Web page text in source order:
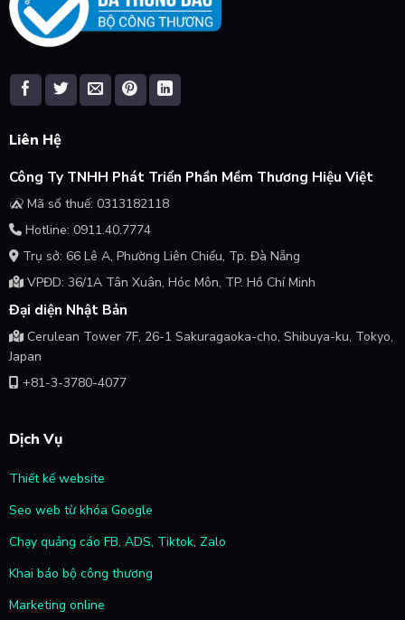
Dịch Vụ
Thiết kế website
Seo web từ khóa Google
Chạy quảng cáo FB, ADS, Tiktok, Zalo
Khai báo bộ công thương
Marketing online
Liên Hệ
Công Ty TNHH Phát Triển Phần Mềm Thương Hiệu Việt
Mã số thuế: 0313182118
Hotline: 0911.40.7774
Trụ sở: 66 Lê A, Phường Liên Chiểu, Tp. Đà Nẵng
VPĐD: 36/1A Tân Xuân, Hóc Môn, TP. Hồ Chí Minh
Đại diện Nhật Bản
Cerulean Tower 7F, 26-1 Sakuragaoka-cho, Shibuya-ku, Tokyo,
Japan
+81-3-3780-4077